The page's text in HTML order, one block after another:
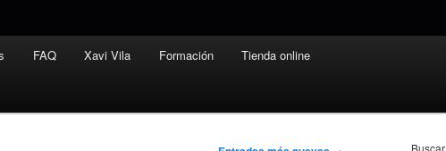
FAQ Xavi Vila Formación Tienda online